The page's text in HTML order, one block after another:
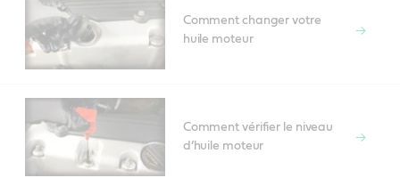
Comment changer votre
huile moteur
Comment vérifier le niveau
d’huile moteur